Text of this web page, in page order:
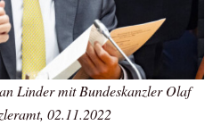
Linder mit Bundeskanzler Olaf
02.11.2022